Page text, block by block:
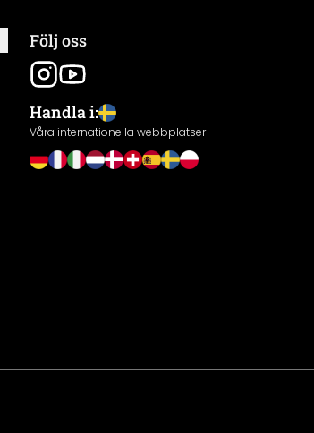
Följ oss
Handla i:
Våra internationella webbplatser